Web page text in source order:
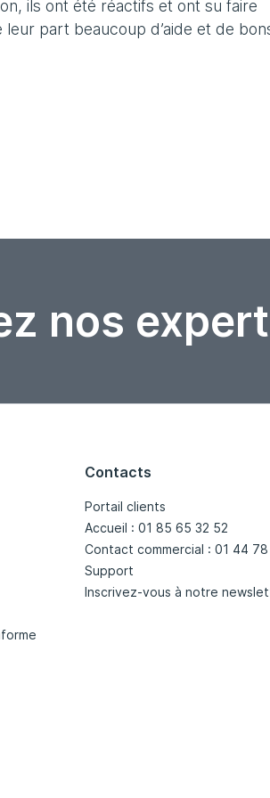
ils ont été réactifs et ont su faire
part beaucoup d’aide et de
nos
Contacts
Portail clients
Accueil : 01 85 65 32 52
Contact commercial : 01 44
Support
Inscrivez-vous à notre